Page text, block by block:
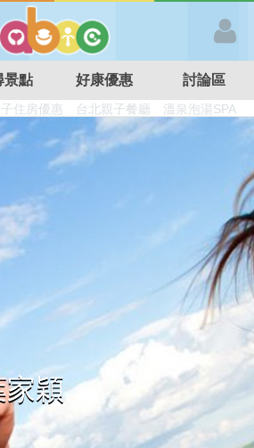
景點 好康優惠 討論區
工廠 DIY摘果
日本親子景點
台北親子餐廳 溫泉泡湯SPA
家穎